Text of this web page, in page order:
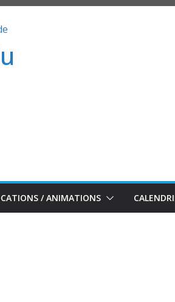
/ ANIMATIONS